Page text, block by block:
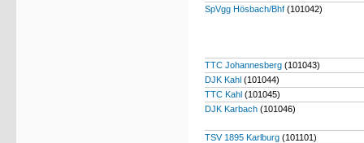
SpVgg Hösbach/Bhf (101042)
TTC Johannesberg (101043)
DJK Kahl (101044)
TTC Kahl (101045)
DJK Karbach (101046)
TSV 1895 Karlburg (101101)